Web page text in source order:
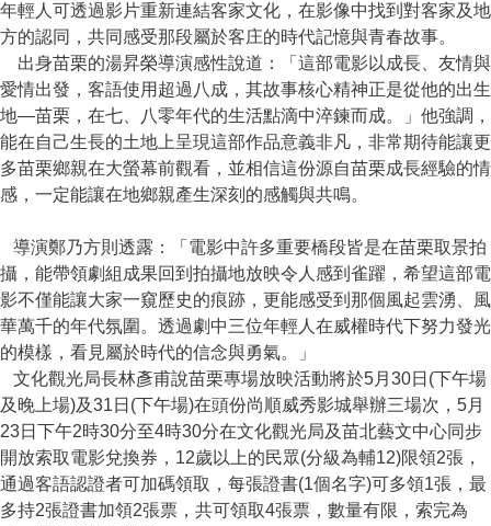
年輕人可透過影片重新連結客家文化，在影像中找到對客家及地
方的認同，共同感受那段屬於客庄的時代記憶與青春故事。
出身苗栗的湯昇榮導演感性說道：「這部電影以成長、友情與
愛情出發，客語使用超過八成，其故事核心精神正是從他的出生
地—苗栗，在七、八零年代的生活點滴中淬鍊而成。」他強調，
能在自己生長的土地上呈現這部作品意義非凡，非常期待能讓更
多苗栗鄉親在大螢幕前觀看，並相信這份源自苗栗成長經驗的情
感，一定能讓在地鄉親產生深刻的感觸與共鳴。
導演鄭乃方則透露：「電影中許多重要橋段皆是在苗栗取景拍
攝，能帶領劇組成果回到拍攝地放映令人感到雀躍，希望這部電
影不僅能讓大家一窺歷史的痕跡，更能感受到那個風起雲湧、風
華萬千的年代氛圍。透過劇中三位年輕人在威權時代下努力發光
的模樣，看見屬於時代的信念與勇氣。」
文化觀光局長林彥甫說苗栗專場放映活動將於5月30日(下午場
及晚上場)及31日(下午場)在頭份尚順威秀影城舉辦三場次，5月
23日下午2時30分至4時30分在文化觀光局及苗北藝文中心同步
開放索取電影兌換券，12歲以上的民眾(分級為輔12)限領2張，
通過客語認證者可加碼領取，每張證書(1個名字)可多領1張，最
多持2張證書加領2張票，共可領取4張票，數量有限，索完為